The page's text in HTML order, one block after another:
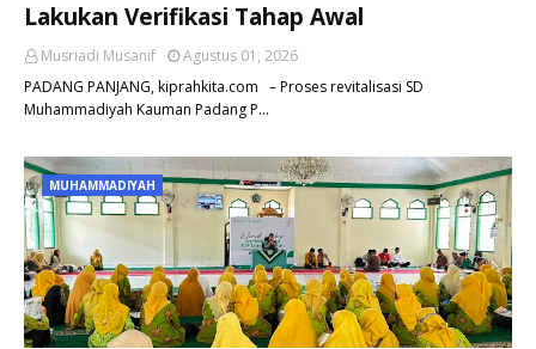
Lakukan Verifikasi Tahap Awal
Musriadi Musanif
Agustus 01, 2026
PADANG PANJANG, kiprahkita.com – Proses revitalisasi SD
Muhammadiyah Kauman Padang P…
MUHAMMADIYAH